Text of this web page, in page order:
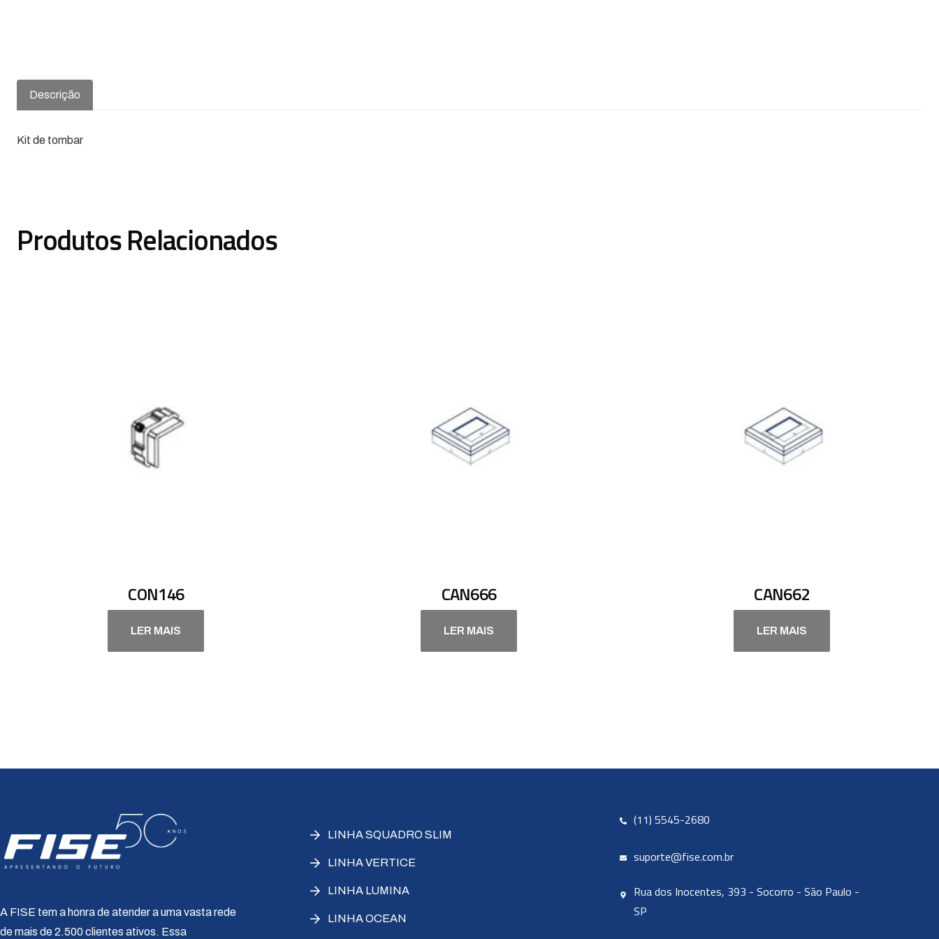
Descrição
Kit de tombar
Produtos Relacionados
CON146
LER MAIS
CAN666
LER MAIS
CAN662
LER MAIS
A FISE tem a honra de atender a uma vasta rede
de mais de 2.500 clientes ativos. Essa
LINHA SQUADRO SLIM
LINHA VERTICE
LINHA LUMINA
LINHA OCEAN
(11) 5545-2680
suporte@fise.com.br
Rua dos Inocentes, 393 - Socorro - São Paulo -
SP